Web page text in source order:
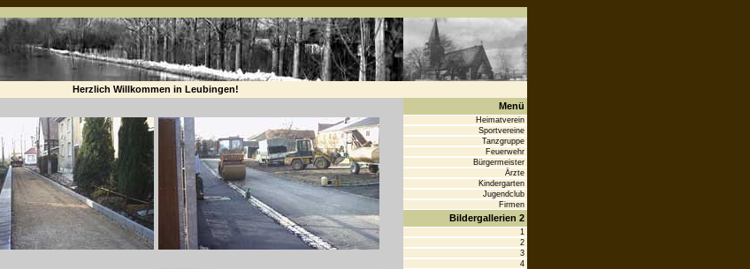
Herzlich Willkommen in Leubingen!
Menü
Heimatverein
Sportvereine
Tanzgruppe
Feuerwehr
Bürgermeister
Ärzte
Kindergarten
Jugendclub
Firmen
Bildergallerien 2
1
2
3
4